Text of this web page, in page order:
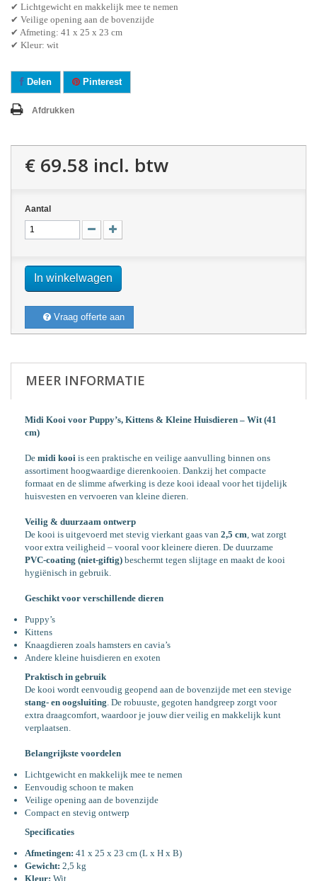
✔ Lichtgewicht en makkelijk mee te nemen
✔ Veilige opening aan de bovenzijde
✔ Afmeting: 41 x 25 x 23 cm
✔ Kleur: wit
Delen Pinterest
Afdrukken
€ 69.58 incl. btw
Aantal
In winkelwagen
Vraag offerte aan
MEER INFORMATIE
Midi Kooi voor Puppy’s, Kittens & Kleine Huisdieren – Wit (41
cm)
De midi kooi is een praktische en veilige aanvulling binnen ons
assortiment hoogwaardige dierenkooien. Dankzij het compacte
formaat en de slimme afwerking is deze kooi ideaal voor het tijdelijk
huisvesten en vervoeren van kleine dieren.
Veilig & duurzaam ontwerp
De kooi is uitgevoerd met stevig vierkant gaas van 2,5 cm, wat zorgt
voor extra veiligheid – vooral voor kleinere dieren. De duurzame
PVC-coating (niet-giftig) beschermt tegen slijtage en maakt de kooi
hygiënisch in gebruik.
Geschikt voor verschillende dieren
Puppy’s
Kittens
Knaagdieren zoals hamsters en cavia’s
Andere kleine huisdieren en exoten
Praktisch in gebruik
De kooi wordt eenvoudig geopend aan de bovenzijde met een stevige
stang- en oogsluiting. De robuuste, gegoten handgreep zorgt voor
extra draagcomfort, waardoor je jouw dier veilig en makkelijk kunt
verplaatsen.
Belangrijkste voordelen
Lichtgewicht en makkelijk mee te nemen
Eenvoudig schoon te maken
Veilige opening aan de bovenzijde
Compact en stevig ontwerp
Specificaties
Afmetingen: 41 x 25 x 23 cm (L x H x B)
Gewicht: 2,5 kg
Kleur: Wit